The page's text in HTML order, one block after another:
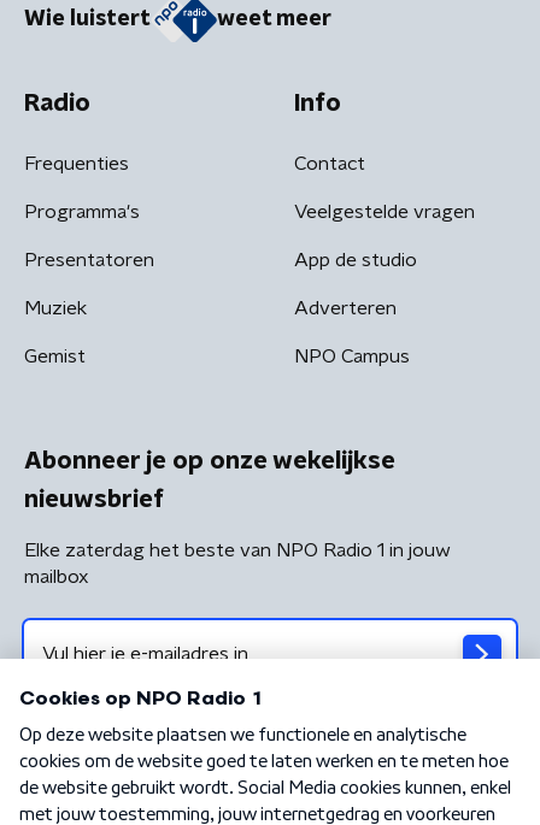
Wie luistert weet meer
Radio
Frequenties
Programma's
Presentatoren
Muziek
Gemist
Info
Contact
Veelgestelde vragen
App de studio
Adverteren
NPO Campus
Abonneer je op onze wekelijkse
nieuwsbrief
Elke zaterdag het beste van NPO Radio 1 in jouw
mailbox
Algemene voorwaarden